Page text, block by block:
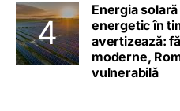
Energia
energetic în
avertizează:
moderne,
vulnerabilă